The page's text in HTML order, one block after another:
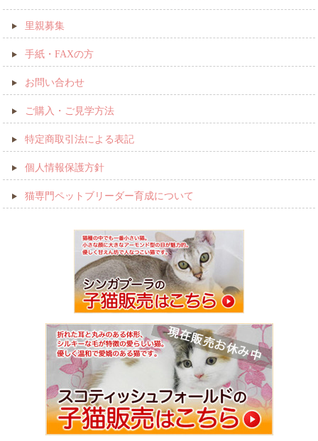
里親募集
手紙・FAXの方
お問い合わせ
ご購入・ご見学方法
特定商取引法による表記
個人情報保護方針
猫専門ペットブリーダー育成について